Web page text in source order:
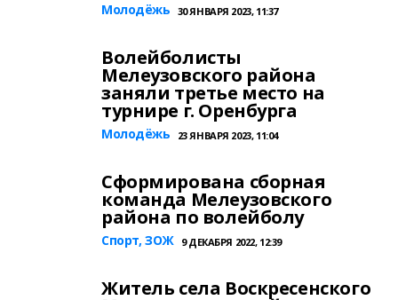
Молодёжь 30 ЯНВАРЯ 2023, 11:37
Волейболисты
Мелеузовского района
заняли третье место на
турнире г. Оренбурга
Молодёжь 23 ЯНВАРЯ 2023, 11:04
Сформирована сборная
команда Мелеузовского
района по волейболу
Спорт, ЗОЖ 9 ДЕКАБРЯ 2022, 12:39
Житель села Воскресенского